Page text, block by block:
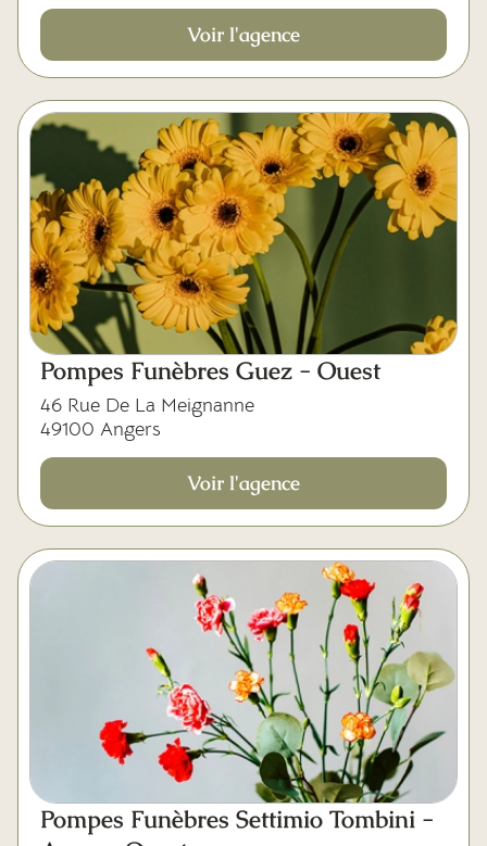
Voir l'agence
Pompes Funèbres Guez - Ouest
46 Rue De La Meignanne
49100 Angers
Voir l'agence
Pompes Funèbres Settimio Tombini -